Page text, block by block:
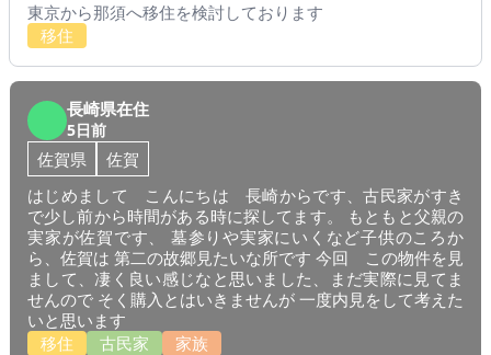
東京から那須へ移住を検討しております
移住
長崎県在住
5日前
佐賀県
佐賀
はじめまして こんにちは 長崎からです、古民家がすき
で少し前から時間がある時に探してます。 もともと父親の
実家が佐賀です、 墓参りや実家にいくなど子供のころか
ら、佐賀は 第二の故郷見たいな所です 今回 この物件を見
まして、凄く良い感じなと思いました、まだ実際に見てま
せんので そく購入とはいきませんが 一度内見をして考えた
いと思います
移住
古民家 家族